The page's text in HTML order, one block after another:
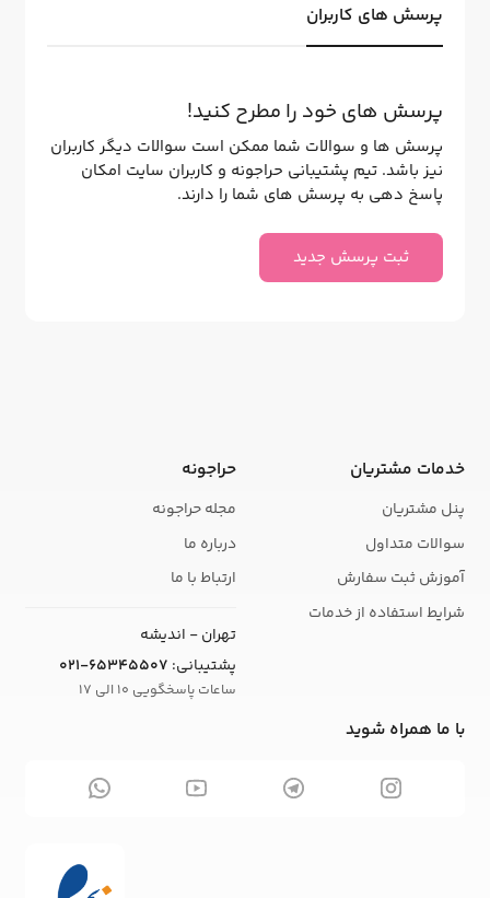
پرسش های کاربران
پرسش های خود را مطرح کنید!
پرسش ها و سوالات شما ممکن است سوالات دیگر کاربران
نیز باشد. تیم پشتیبانی حراجونه و کاربران سایت امکان
پاسخ دهی به پرسش های شما را دارند.
ثبت پرسش جدید
خدمات مشتریان
پنل مشتریان
سوالات متداول
آموزش ثبت سفارش
شرایط استفاده از خدمات
حراجونه
مجله حراجونه
درباره ما
ارتباط با ما
تهران - اندیشه
پشتیبانی: 021-65345507
ساعات پاسخگویی 10 الی 17
با ما همراه شوید